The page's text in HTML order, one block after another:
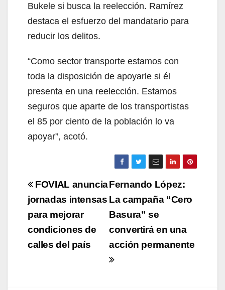
Bukele si busca la reelección. Ramírez
destaca el esfuerzo del mandatario para
reducir los delitos.
“Como sector transporte estamos con
toda la disposición de apoyarle si él
presenta en una reelección. Estamos
seguros que aparte de los transportistas
el 85 por ciento de la población lo va
apoyar”, acotó.
Navegación
de
entradas
Fernando López:
La campaña “Cero
Basura” se
convertirá en una
acción permanente
FOVIAL anuncia
jornadas intensas
para mejorar
condiciones de
calles del país